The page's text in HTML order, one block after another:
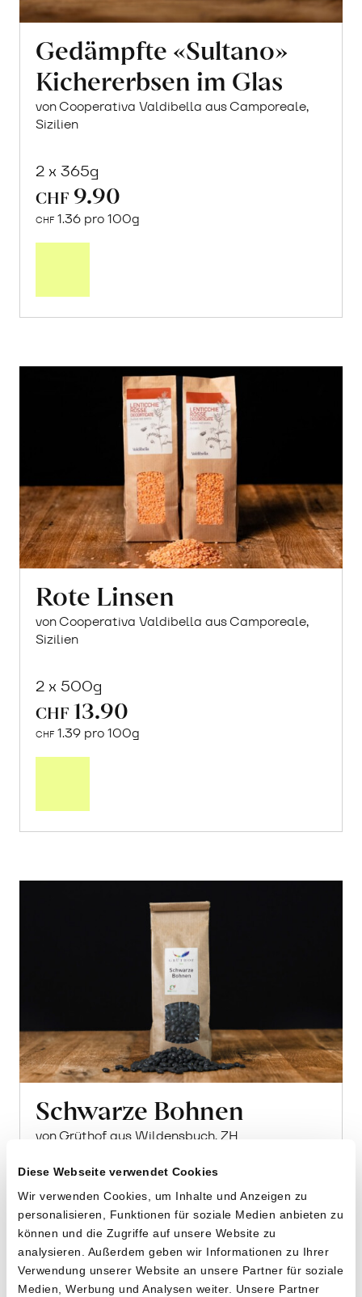
Diese Webseite verwendet Cookies
Wir verwenden Cookies, um Inhalte und Anzeigen zu
personalisieren, Funktionen für soziale Medien anbieten zu
können und die Zugriffe auf unsere Website zu
analysieren. Außerdem geben wir Informationen zu Ihrer
Verwendung unserer Website an unsere Partner für soziale
Medien, Werbung und Analysen weiter. Unsere Partner
Gedämpfte «Sultano»
Kichererbsen im Glas
von Cooperativa Valdibella aus Camporeale,
Sizilien
2 x 365g
CHF 9.90
CHF 1.36 pro 100g
Rote Linsen
von Cooperativa Valdibella aus Camporeale,
Sizilien
2 x 500g
CHF 13.90
CHF 1.39 pro 100g
Schwarze Bohnen
von Grüthof aus Wildensbuch, ZH
500g
CHF14.80
CHF2.96 pro 100g
In
den
Warenkorb